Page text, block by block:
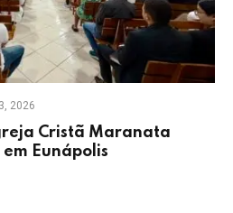
2026
Cristã Maranata
Eunápolis